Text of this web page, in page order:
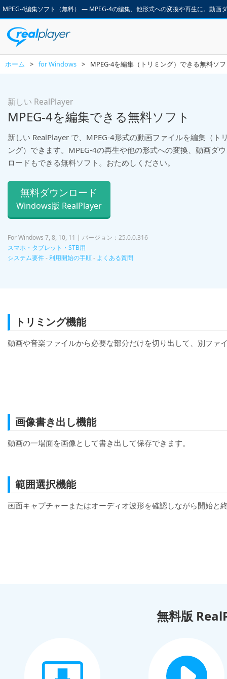
MPEG-4編集ソフト（無料） ― MPEG-4の編集、他形式への変換や再生に。動画
ホーム > for Windows > MPEG-4を編集（トリミング）できる無料ソ
新しい RealPlayer
MPEG-4を編集できる無料ソフト
新しい RealPlayer で、MPEG-4形式の動画ファイルを編集（ト
ング）できます。MPEG-4の再生や他の形式への変換、動画ダ
ロードもできる無料ソフト。おためしください。
無料ダウンロード
Windows版 RealPlayer
For Windows 7, 8, 10, 11 | バージョン：25.0.0.316
スマホ・タブレット・STB用
システム要件-利用開始の手順- よくある質問
トリミング機能
動画や音楽ファイルから必要な部分だけを切り出して、別ファ
画像書き出し機能
動画の一場面を画像として書き出して保存できます。
範囲選択機能
画面キャプチャーまたはオーディオ波形を確認しながら開始と
無料版